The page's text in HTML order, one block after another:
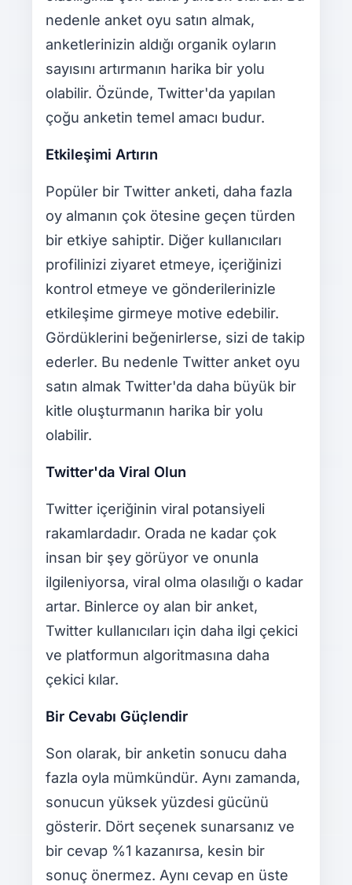
nedenle anket oyu satın almak,
anketlerinizin aldığı organik oyların
sayısını artırmanın harika bir yolu
olabilir. Özünde, Twitter'da yapılan
çoğu anketin temel amacı budur.
Etkileşimi Artırın
Popüler bir Twitter anketi, daha fazla
oy almanın çok ötesine geçen türden
bir etkiye sahiptir. Diğer kullanıcıları
profilinizi ziyaret etmeye, içeriğinizi
kontrol etmeye ve gönderilerinizle
etkileşime girmeye motive edebilir.
Gördüklerini beğenirlerse, sizi de takip
ederler. Bu nedenle Twitter anket oyu
satın almak Twitter'da daha büyük bir
kitle oluşturmanın harika bir yolu
olabilir.
Twitter'da Viral Olun
Twitter içeriğinin viral potansiyeli
rakamlardadır. Orada ne kadar çok
insan bir şey görüyor ve onunla
ilgileniyorsa, viral olma olasılığı o kadar
artar. Binlerce oy alan bir anket,
Twitter kullanıcıları için daha ilgi çekici
ve platformun algoritmasına daha
çekici kılar.
Bir Cevabı Güçlendir
Son olarak, bir anketin sonucu daha
fazla oyla mümkündür. Aynı zamanda,
sonucun yüksek yüzdesi gücünü
gösterir. Dört seçenek sunarsanız ve
bir cevap %1 kazanırsa, kesin bir
sonuç önermez. Aynı cevap en üste